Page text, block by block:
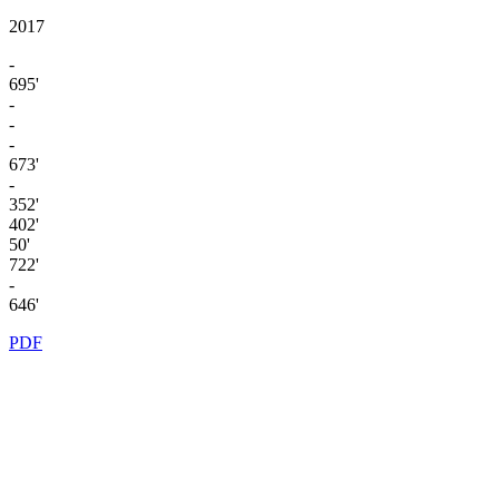
2017
-
695'
-
-
-
673'
-
352'
402'
50'
722'
-
646'
PDF